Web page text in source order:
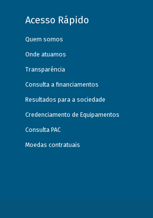
Acesso Rápido
Quem somos
Onde atuamos
Transparência
Consulta a financiamentos
Resultados para a sociedade
Credenciamento de Equipamentos
Consulta PAC
Moedas contratuais